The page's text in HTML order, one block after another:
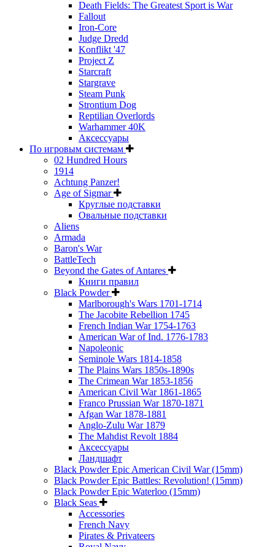
Death Fields: The Greatest Sport is War
Fallout
Iron-Core
Judge Dredd
Konflikt '47
Project Z
Starcraft
Stargrave
Steam Punk
Strontium Dog
Reptilian Overlords
Warhammer 40K
Аксессуары
По игровым системам
02 Hundred Hours
1914
Achtung Panzer!
Age of Sigmar
Круглые подставки
Овальные подставки
Aliens
Armada
Baron's War
BattleTech
Beyond the Gates of Antares
Книги правил
Black Powder
Marlborough's Wars 1701-1714
The Jacobite Rebellion 1745
French Indian War 1754-1763
American War of Ind. 1776-1783
Napoleonic
Seminole Wars 1814-1858
The Plains Wars 1850s-1890s
The Crimean War 1853-1856
American Civil War 1861-1865
Franco Prussian War 1870-1871
Afgan War 1878-1881
Anglo-Zulu War 1879
The Mahdist Revolt 1884
Аксессуары
Ландшафт
Black Powder Epic American Civil War (15mm)
Black Powder Epic Battles: Revolution! (15mm)
Black Powder Epic Waterloo (15mm)
Black Seas
Accessories
French Navy
Pirates & Privateers